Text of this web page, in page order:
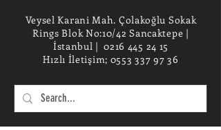
Veysel Karani Mah. Çolakoğlu Sokak
Rings Blok No:10/42 Sancaktepe |
İstanbul |0216 445 24 15
Hızlı İletişim; 0553 337 97 36